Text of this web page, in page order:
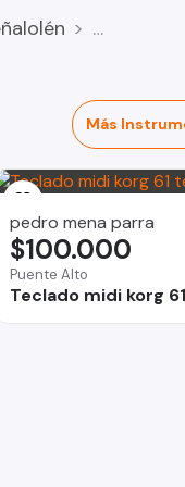
Más
pedro mena parra
Puente Alto
Teclado midi korg
$100.000